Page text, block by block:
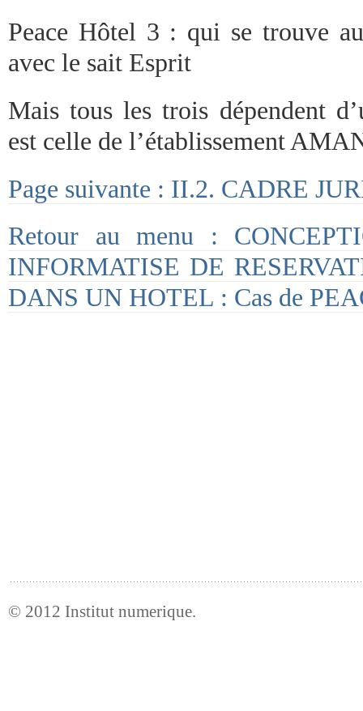
Peace Hôtel 3 : qui se trouve
avec le sait Esprit
Mais tous les trois dépendent
est celle de l’établissement
Page suivante : II.2. CADRE
Retour au menu :
INFORMATISE DE
DANS UN HOTEL : Cas de
© 2012 Institut numerique.